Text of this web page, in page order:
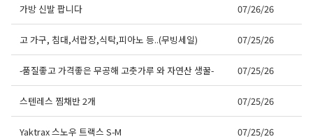
가방 신발 팝니다 07/26/26
고 가구, 침대,서랍장,식탁,피아노 등..(무빙세일) 07/25/26
-품질좋고 가격좋은 무공해 고춧가루 와 자연산 생꿀- 07/25/26
스텐레스 찜채반 2개 07/25/26
Yaktrax 스노우 트랙스 S-M 07/25/26